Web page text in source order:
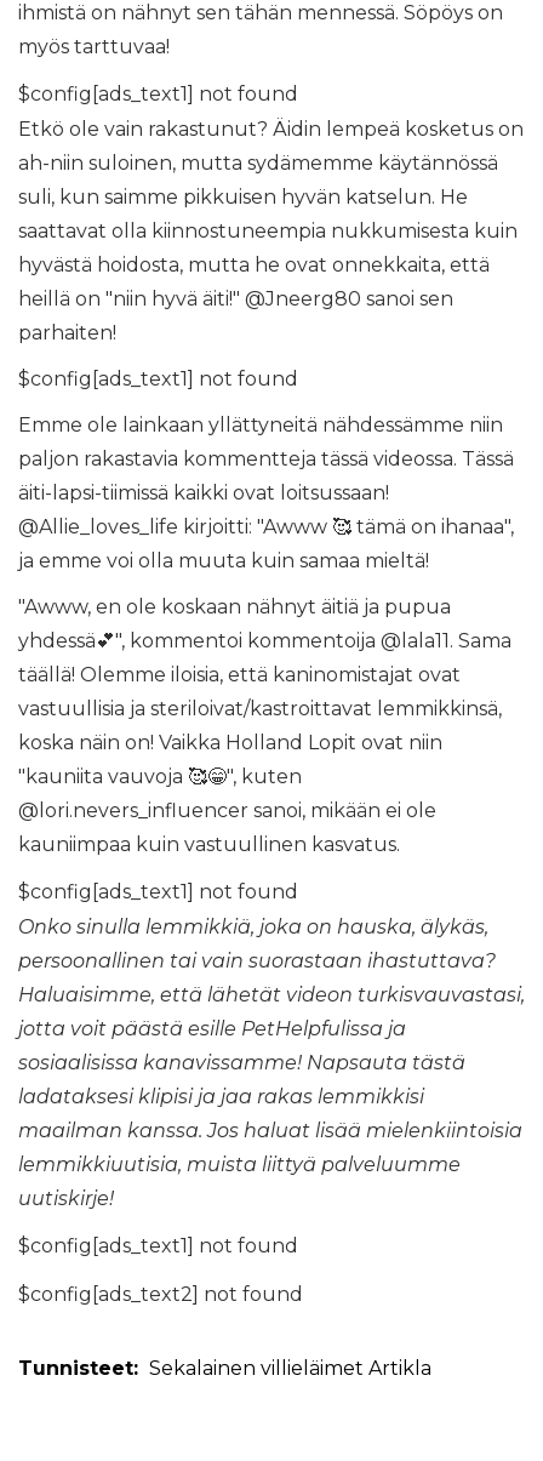
ihmistä on nähnyt sen tähän mennessä. Söpöys on
myös tarttuvaa!
$config[ads_text1] not found
Etkö ole vain rakastunut? Äidin lempeä kosketus on
ah-niin suloinen, mutta sydämemme käytännössä
suli, kun saimme pikkuisen hyvän katselun. He
saattavat olla kiinnostuneempia nukkumisesta kuin
hyvästä hoidosta, mutta he ovat onnekkaita, että
heillä on "niin hyvä äiti!" @Jneerg80 sanoi sen
parhaiten!
$config[ads_text1] not found
Emme ole lainkaan yllättyneitä nähdessämme niin
paljon rakastavia kommentteja tässä videossa. Tässä
äiti-lapsi-tiimissä kaikki ovat loitsussaan!
@Allie_loves_life kirjoitti: "Awww 🥰 tämä on ihanaa",
ja emme voi olla muuta kuin samaa mieltä!
"Awww, en ole koskaan nähnyt äitiä ja pupua
yhdessä💕", kommentoi kommentoija @lala11. Sama
täällä! Olemme iloisia, että kaninomistajat ovat
vastuullisia ja steriloivat/kastroittavat lemmikkinsä,
koska näin on! Vaikka Holland Lopit ovat niin
"kauniita vauvoja 🥰😁", kuten
@lori.nevers_influencer sanoi, mikään ei ole
kauniimpaa kuin vastuullinen kasvatus.
$config[ads_text1] not found
Onko sinulla lemmikkiä, joka on hauska, älykäs,
persoonallinen tai vain suorastaan ​​ihastuttava?
Haluaisimme, että lähetät videon turkisvauvastasi,
jotta voit päästä esille PetHelpfulissa ja
sosiaalisissa kanavissamme! Napsauta tästä
ladataksesi klipisija jaa rakas lemmikkisi
maailman kanssa. Jos haluat lisää mielenkiintoisia
lemmikkiuutisia, muista liittyä palveluumme
uutiskirje!
$config[ads_text1] not found
$config[ads_text2] not found
Tunnisteet: Sekalainen villieläimet Artikla